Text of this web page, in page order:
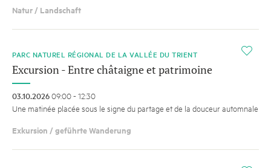
Natur / Landschaft
i
PARC NATUREL RÉGIONAL DE LA VALLÉE DU TRIENT
Excursion - Entre châtaigne et patrimoine
03.10.202609:00 - 12:30
Une matinée placée sous le signe du partage et de la douceur automnale
Exkursion / geführte Wanderung